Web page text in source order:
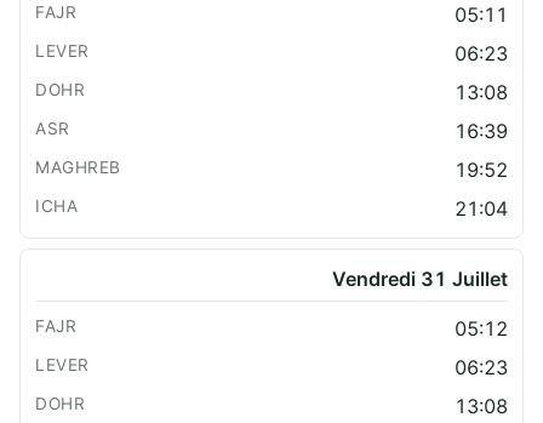
05:11
06:23
13:08
16:39
19:52
21:04
Vendredi 31 Juillet
05:12
06:23
13:08